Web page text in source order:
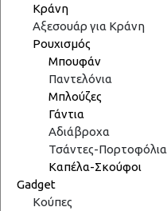
Κράνη
Αξεσουάρ για Κράνη
Ρουχισμός
Μπουφάν
Παντελόνια
Μπλούζες
Γάντια
Αδιάβροχα
Τσάντες-Πορτοφόλια
Καπέλα-Σκούφοι
Gadget
Κούπες